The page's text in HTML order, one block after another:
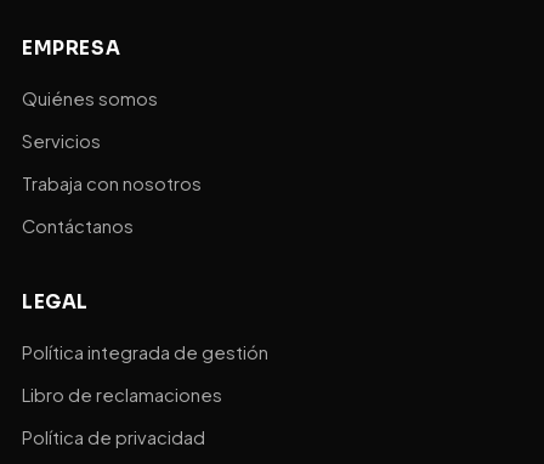
EMPRESA
Quiénes somos
Servicios
Trabaja con nosotros
Contáctanos
LEGAL
Política integrada de gestión
Libro de reclamaciones
Política de privacidad